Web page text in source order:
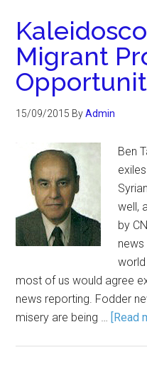
Migrant
15/09/2015 ByAdmin
Ben
well,
by
most of us would agree
news reporting. Fodder
misery are being … [Read